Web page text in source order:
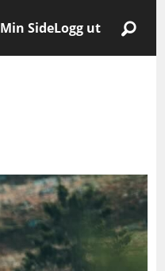
Min SideLogg ut